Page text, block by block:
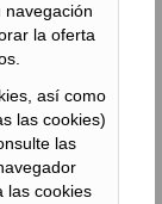
navegación
la oferta
así como
las cookies)
las
las cookies